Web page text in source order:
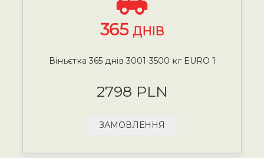
365 ДНІВ
Віньєтка 365 днів 3001-3500 кг EURO 1
2798 PLN
ЗАМОВЛЕННЯ